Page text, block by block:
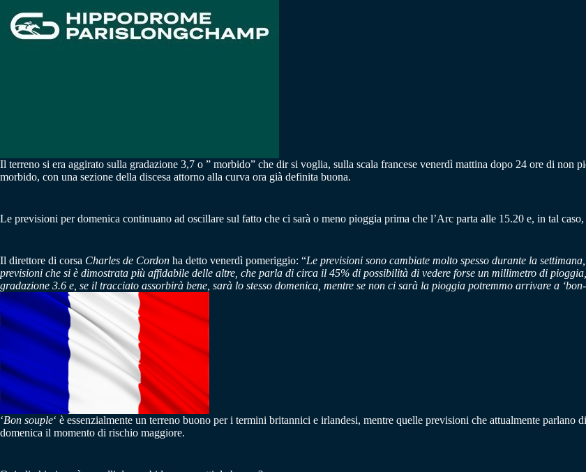
Il terreno si era aggirato sulla gradazione 3,7 o ” morbido” che dir si voglia, sulla scala francese venerdì mattina dopo 24 ore di non
morbido, con una sezione della discesa attorno alla curva ora già definita buona.
Le previsioni per domenica continuano ad oscillare sul fatto che ci sarà o meno pioggia prima che l’Arc parta alle 15.20 e, in tal
Il direttore di corsa Charles de Cordon ha detto venerdì pomeriggio: “Le previsioni sono cambiate molto spesso durante la
previsioni che si è dimostrata più affidabile delle altre, che parla di circa il 45% di possibilità di vedere forse un millimetro di
gradazione 3.6 e, se il tracciato assorbirà bene, sarà lo stesso domenica, mentre se non ci sarà la pioggia potremmo arrivare a
‘Bon souple‘ è essenzialmente un terreno buono per i termini britannici e irlandesi, mentre quelle previsioni che attualmente
domenica il momento di rischio maggiore.